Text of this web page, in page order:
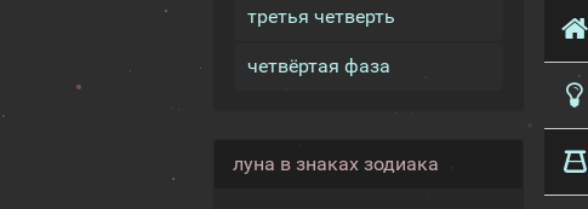
третья четверть
четвёртая фаза
луна в знаках зодиака